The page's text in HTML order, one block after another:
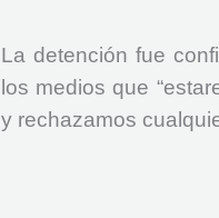
La detención fue
los medios que
y rechazamos